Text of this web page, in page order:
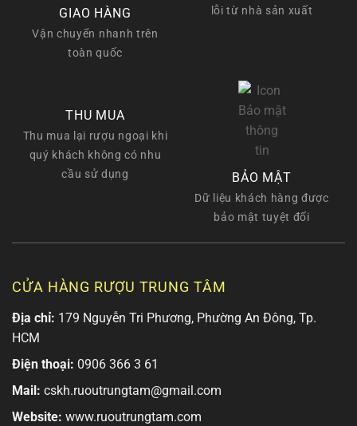
GIAO HÀNG
Vận chuyển nhanh trên
toàn quốc
lỗi từ nhà sản xuất
THU MUA
Thu mua lại rượu ngoại khi
quý khách không có nhu
cầu sử dụng
BẢO MẬT
Dữ liệu khách hàng được
bảo mật tuyệt đối
CỬA HÀNG RƯỢU TRUNG TÂM
Địa chỉ: 179 Nguyễn Tri Phương, Phường An Đông, Tp.
HCM
Điện thoại: 0906 366 3 61
Mail: cskh.ruoutrungtam@gmail.com
Website: www.ruoutrungtam.com